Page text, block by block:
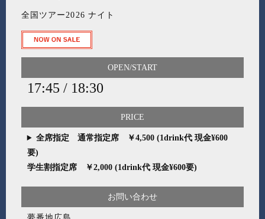
全国ツアー2026 ナイト
OPEN/START
17:45 / 18:30
PRICE
全席指定 通常指定席 ￥4,500 (1drink代 現金¥600
要)
学生割指定席 ￥2,000 (1drink代 現金¥600要)
お問い合わせ